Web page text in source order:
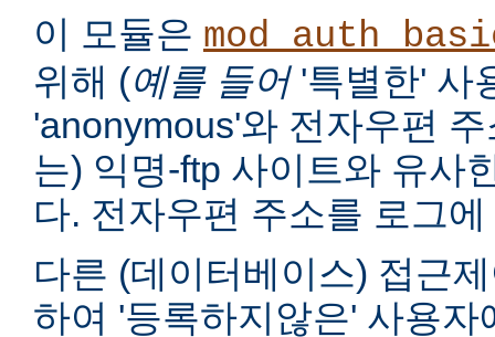
이 모듈은
위해 (예를 들어'특별한' 사
'anonymous'와 전자우편
는) 익명-ftp 사이트와 유사
다. 전자우편 주소를 로그
다른 (데이터베이스) 접근
하여 '등록하지않은' 사용